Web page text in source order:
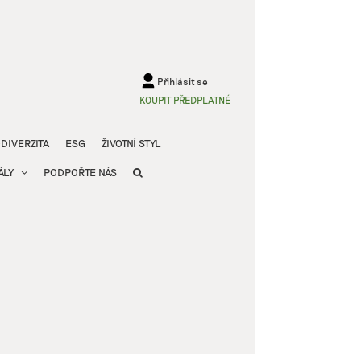
Přihlásit se
KOUPIT PŘEDPLATNÉ
ESG ŽIVOTNÍ STYL
PODPOŘTE NÁS